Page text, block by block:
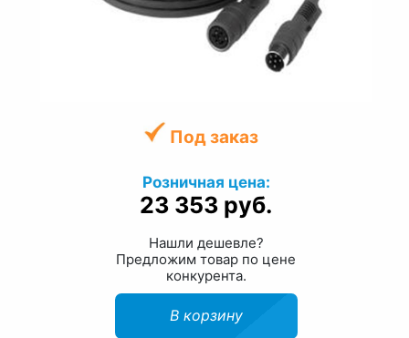
Под заказ
Розничная цена:
23 353 руб.
Нашли дешевле?
Предложим товар по цене
конкурента.
В корзину